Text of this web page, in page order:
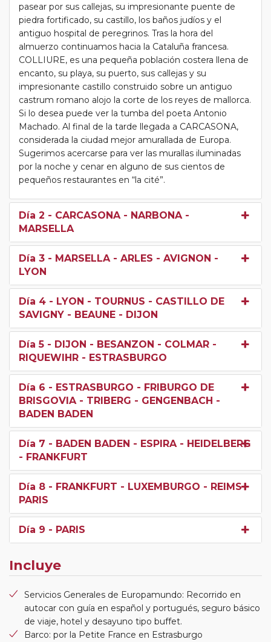
pasear por sus callejas, su impresionante puente de
piedra fortificado, su castillo, los baños judíos y el
antiguo hospital de peregrinos. Tras la hora del
almuerzo continuamos hacia la Cataluña francesa.
COLLIURE, es una pequeña población costera llena de
encanto, su playa, su puerto, sus callejas y su
impresionante castillo construido sobre un antiguo
castrum romano alojo la corte de los reyes de mallorca.
Si lo desea puede ver la tumba del poeta Antonio
Machado. Al final de la tarde llegada a CARCASONA,
considerada la ciudad mejor amurallada de Europa.
Sugerimos acercarse para ver las murallas iluminadas
por la noche y cenar en alguno de sus cientos de
pequeños restaurantes en “la cité”.
Día 2 - CARCASONA - NARBONA -
MARSELLA
Día 3 - MARSELLA - ARLES - AVIGNON -
LYON
Día 4 - LYON - TOURNUS - CASTILLO DE
SAVIGNY - BEAUNE - DIJON
Día 5 - DIJON - BESANZON - COLMAR -
RIQUEWIHR - ESTRASBURGO
Día 6 - ESTRASBURGO - FRIBURGO DE
BRISGOVIA - TRIBERG - GENGENBACH -
BADEN BADEN
Día 7 - BADEN BADEN - ESPIRA - HEIDELBERG
- FRANKFURT
Día 8 - FRANKFURT - LUXEMBURGO - REIMS -
PARIS
Día 9 - PARIS
Incluye
Servicios Generales de Europamundo: Recorrido en
autocar con guía en español y portugués, seguro básico
de viaje, hotel y desayuno tipo buffet.
Barco: por la Petite France en Estrasburgo